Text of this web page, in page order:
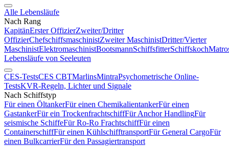
Alle Lebensläufe
Nach Rang
KapitänErster OffizierZweiter/Dritter
OffizierChefschiffsmaschinistZweiter MaschinistDritter/Vierter
MaschinistElektromaschinistBootsmannSchiffsfitterSchiffskoch
Lebensläufe von Seeleuten
CES-TestsCES CBTMarlinsMintraPsychometrische Online-
TestsKVR-Regeln, Lichter und Signale
Nach Schiffstyp
Für einen ÖltankerFür einen ChemikalientankerFür einen
GastankerFür ein TrockenfrachtschiffFür Anchor HandlingFür
seismische SchiffeFür Ro-Ro FrachtschiffFür einen
ContainerschiffFür einen KühlschifftransportFür General CargoFür
einen BulkcarrierFür den Passagiertransport